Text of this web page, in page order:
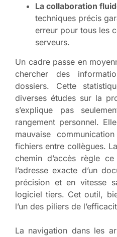
La collaboration
techniques précis
erreur pour tous les
serveurs.
Un cadre passe en
chercher des
dossiers. Cette
diverses études sur la
s’explique pas
rangement personnel.
mauvaise
fichiers entre collègues.
chemin d’accès règle
l’adresse exacte d’un
précision et en vitesse
logiciel tiers. Cet outil,
l’un des piliers de
La navigation dans les